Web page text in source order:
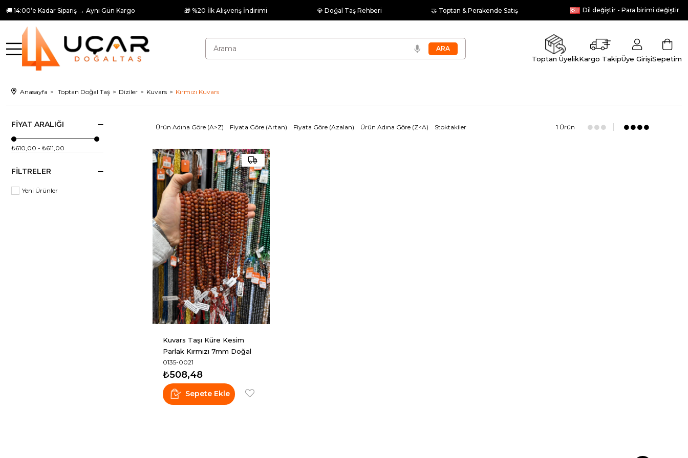
🚚 14:00’e Kadar Sipariş → Aynı Gün Kargo 🎁 %20 İlk Alışveriş İndirimi 💎 Doğal Taş Rehberi 🤝 Toptan & Perakende Satış Dil değiştir - Para birimi değiştir
Toptan ÜyelikKargo TakipÜye GirişiSepetim
Anasayfa Toptan Doğal Taş Diziler Kuvars Kırmızı Kuvars
FIYAT ARALIĞI
₺610,00 - ₺611,00
FILTRELER
Yeni Ürünler
Ürün Adına Göre (A>Z) Fiyata Göre (Artan) Fiyata Göre (Azalan) Ürün Adına Göre (Z<A) Stoktakiler 1 Ürün
Kuvars Taşı Küre Kesim
Parlak Kırmızı 7mm Doğal
Taş Dizi [AA]
0135-0021
₺508,48
Sepete Ekle